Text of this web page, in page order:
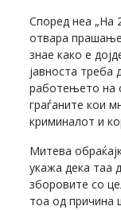
Според неа „На
отвара
знае како е
јавноста треба
работењето на
граѓаните кои
криминалот и
Митева
укажа дека таа
зборовите со
тоа од причина